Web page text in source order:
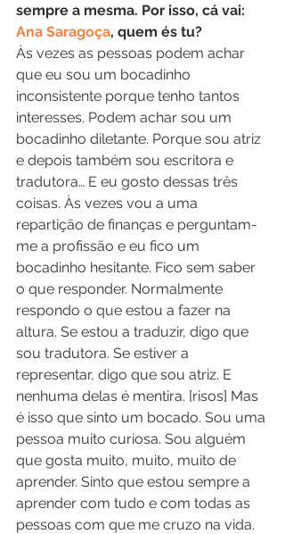
sempre a mesma. Por isso, cá vai:
Ana Saragoça, quem és tu?
Às vezes as pessoas podem achar
que eu sou um bocadinho
inconsistente porque tenho tantos
interesses. Podem achar sou um
bocadinho diletante. Porque sou atriz
e depois também sou escritora e
tradutora… E eu gosto dessas três
coisas. Às vezes vou a uma
repartição de finanças e perguntam-
me a profissão e eu fico um
bocadinho hesitante. Fico sem saber
o que responder. Normalmente
respondo o que estou a fazer na
altura. Se estou a traduzir, digo que
sou tradutora. Se estiver a
representar, digo que sou atriz. E
nenhuma delas é mentira. [risos] Mas
é isso que sinto um bocado. Sou uma
pessoa muito curiosa. Sou alguém
que gosta muito, muito, muito de
aprender. Sinto que estou sempre a
aprender com tudo e com todas as
pessoas com que me cruzo na vida.